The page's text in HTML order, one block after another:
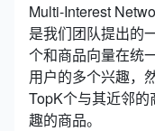
Multi-Interest
是我们团队提出的
个和商品向量在统
用户的多个兴趣，
TopK个与其近邻
趣的商品。